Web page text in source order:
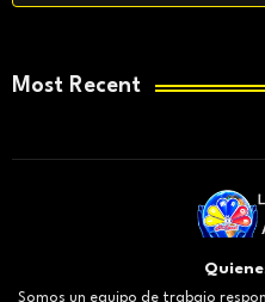
Most Recent
Somos un equipo de trabajo